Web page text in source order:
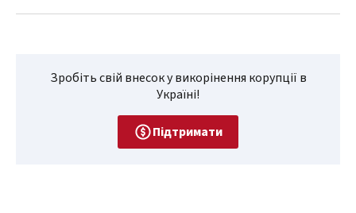
Зробіть свій внесок у викорінення корупції в
Україні!
Підтримати